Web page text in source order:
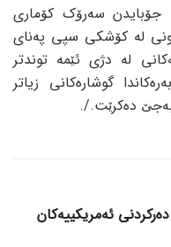
جۆبایدن سەرۆک کۆماری
لە کۆشکی سپی پەنای
لە دژی ئێمە توندتر
گوشارەکانی زیاتر
دەکرێت./.
ئەمریکییەکان